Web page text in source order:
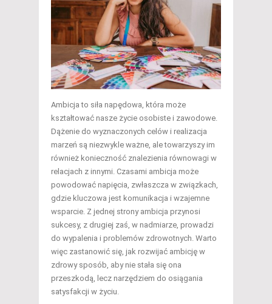
Ambicja to siła napędowa, która może
kształtować nasze życie osobiste i zawodowe.
Dążenie do wyznaczonych celów i realizacja
marzeń są niezwykle ważne, ale towarzyszy im
również konieczność znalezienia równowagi w
relacjach z innymi. Czasami ambicja może
powodować napięcia, zwłaszcza w związkach,
gdzie kluczowa jest komunikacja i wzajemne
wsparcie. Z jednej strony ambicja przynosi
sukcesy, z drugiej zaś, w nadmiarze, prowadzi
do wypalenia i problemów zdrowotnych. Warto
więc zastanowić się, jak rozwijać ambicję w
zdrowy sposób, aby nie stała się ona
przeszkodą, lecz narzędziem do osiągania
satysfakcji w życiu.